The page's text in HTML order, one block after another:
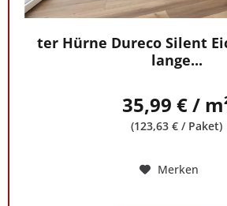
ter Hürne Dureco Silent
lange...
35,99 € /
(123,63 € / Paket)
Merken